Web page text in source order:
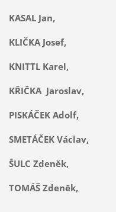
KASAL Jan,
KLIČKA Josef,
KNITTL Karel,
KŘIČKA Jaroslav,
PISKÁČEK Adolf,
SMETÁČEK Václav,
ŠULC Zdeněk,
TOMÁŠ Zdeněk,